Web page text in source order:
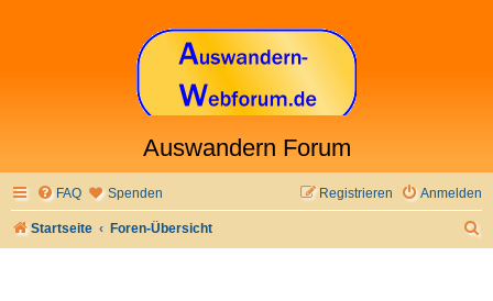
Auswandern Forum
FAQ Spenden Anmelden
Registrieren
Startseite Foren-Übersicht